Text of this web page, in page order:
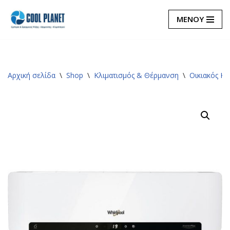
Μεταπηδήστε
ΜΕΝΟΥ
Αρχική σελίδα \ Shop \ Κλιματισμός & Θέρμανση \ Οικιακός